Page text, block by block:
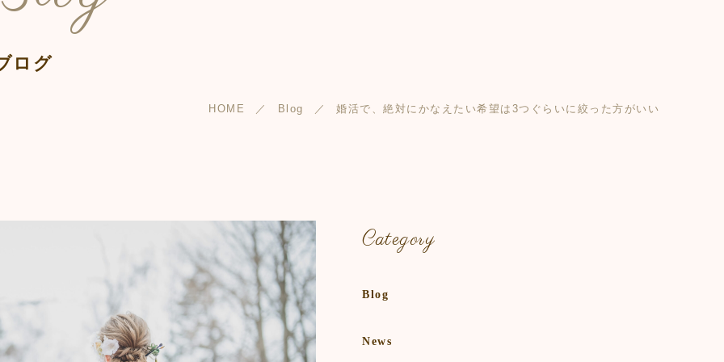
ログ
HOME Blog 婚活で、絶対にかなえたい希望は3つぐらいに絞った方がいい
Category
Blog
News